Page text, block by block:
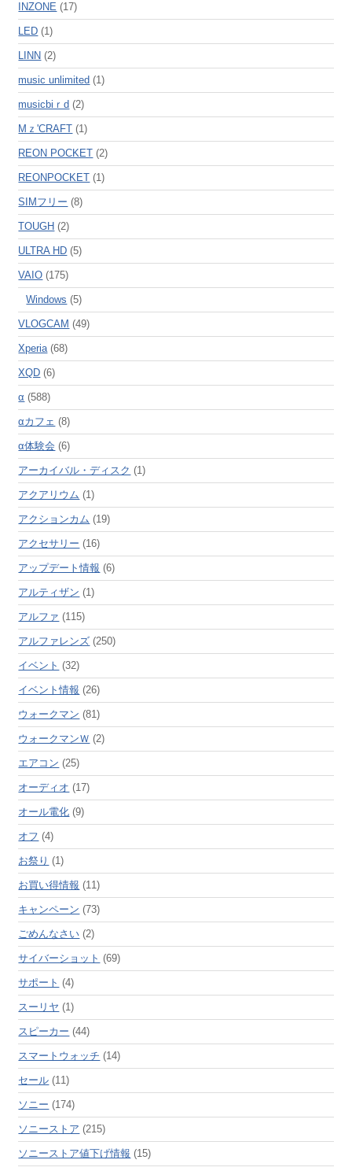
INZONE (17)
LED (1)
LINN (2)
music unlimited (1)
musicbiｒd (2)
Mｚ'CRAFT (1)
REON POCKET (2)
REONPOCKET (1)
SIMフリー (8)
TOUGH (2)
ULTRA HD (5)
VAIO (175)
Windows (5)
VLOGCAM (49)
Xperia(68)
XQD (6)
α (588)
αカフェ (8)
α体験会 (6)
アーカイバル・ディスク (1)
アクアリウム (1)
アクションカム (19)
アクセサリー (16)
アップデート情報 (6)
アルティザン (1)
アルファ (115)
アルファレンズ (250)
イベント (32)
イベント情報 (26)
ウォークマン (81)
ウォークマンＷ (2)
エアコン (25)
オーディオ (17)
オール電化 (9)
オフ (4)
お祭り (1)
お買い得情報 (11)
キャンペーン (73)
ごめんなさい (2)
サイバーショット (69)
サポート (4)
スーリヤ (1)
スピーカー (44)
スマートウォッチ (14)
セール (11)
ソニー (174)
ソニーストア (215)
ソニーストア値下げ情報 (15)